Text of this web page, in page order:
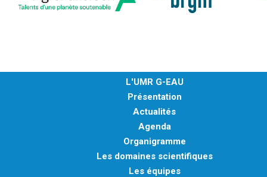
L'UMR G-EAU
Présentation
Actualités
Agenda
Organigramme
Les domaines scientifiques
Les équipes